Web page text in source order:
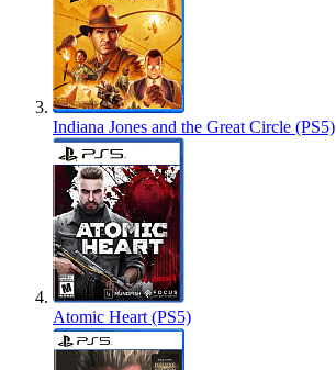
Indiana Jones and the Great Circle (PS5)
Atomic Heart (PS5)